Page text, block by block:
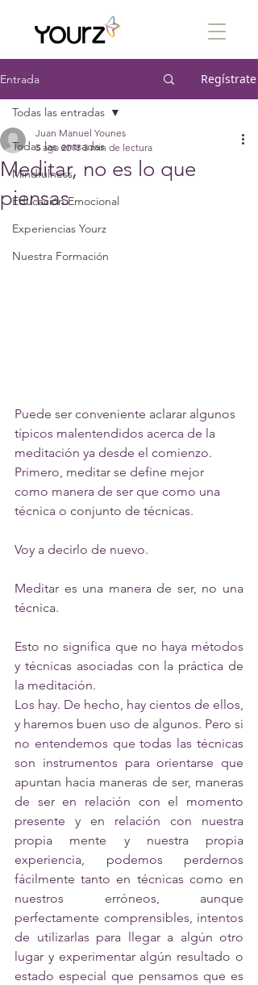
Entrada Regístrate
Todas las entradas
Mindfulness
Educación Emocional
Experiencias Yourz
Nuestra Formación
Todas las entradas
Meditar, no es lo que
piensas
Juan Manuel Younes
5 ago 2018 3 min de lectura
Puede ser conveniente aclarar algunos
típicos malentendidos acerca de la
meditación ya desde el comienzo.
Primero, meditar se define mejor
como manera de ser que como una
técnica o conjunto de técnicas.
Voy a decirlo de nuevo.
Meditar es una manera de ser, no una
técnica.
Esto no significa que no haya métodos
y técnicas asociadas con la práctica de
la meditación.
Los hay. De hecho, hay cientos de ellos,
y haremos buen uso de algunos. Pero si
no entendemos que todas las técnicas
son instrumentos para orientarse que
apuntan hacia maneras de ser, maneras
de ser en relación con el momento
presente y en relación con nuestra
propia mente y nuestra propia
experiencia, podemos perdernos
fácilmente tanto en técnicas como en
nuestros erróneos, aunque
perfectamente comprensibles, intentos
de utilizarlas para llegar a algún otro
lugar y experimentar algún resultado o
estado especial que pensamos que es